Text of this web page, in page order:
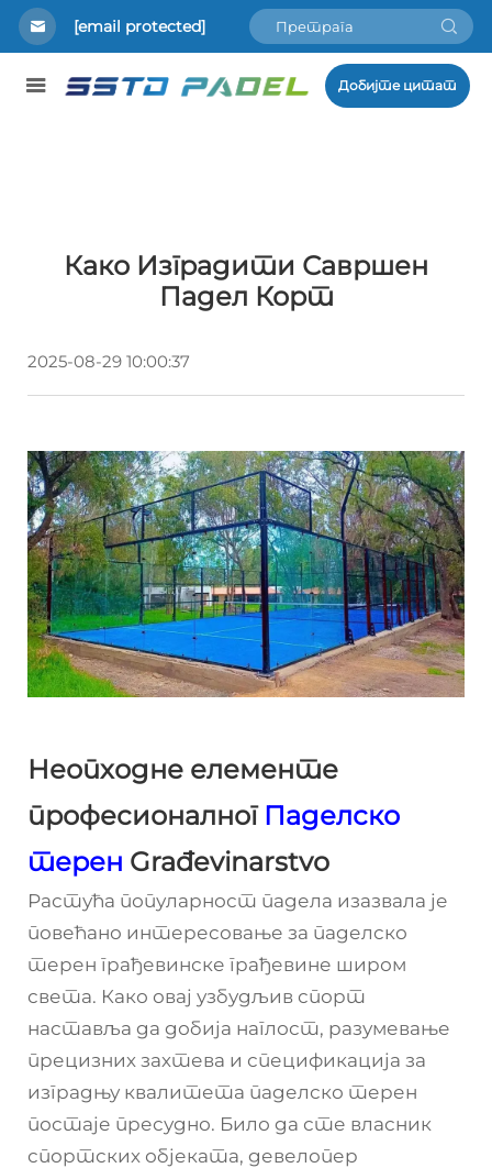
[email protected]
Добијте цитат
Како Изградити Савршен
Падел Корт
2025-08-29 10:00:37
Неопходне елементе
професионалног Паделско
терен Građevinarstvo
Растућа популарност падела изазвала је
повећано интересовање за паделско
терен грађевинске грађевине широм
света. Како овај узбудљив спорт
наставља да добија наглост, разумевање
прецизних захтева и спецификација за
изградњу квалитета паделско терен
постаје пресудно. Било да сте власник
спортских објеката, девелопер